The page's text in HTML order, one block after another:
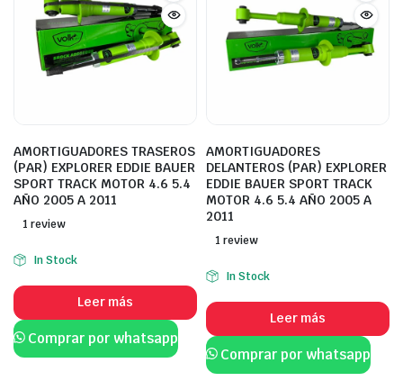
AMORTIGUADORES TRASEROS
(PAR) EXPLORER EDDIE BAUER
SPORT TRACK MOTOR 4.6 5.4
AÑO 2005 A 2011
1 review
In Stock
Leer más
Comprar por whatsapp
AMORTIGUADORES
DELANTEROS (PAR) EXPLORER
EDDIE BAUER SPORT TRACK
MOTOR 4.6 5.4 AÑO 2005 A
2011
1 review
In Stock
Leer más
Comprar por whatsapp